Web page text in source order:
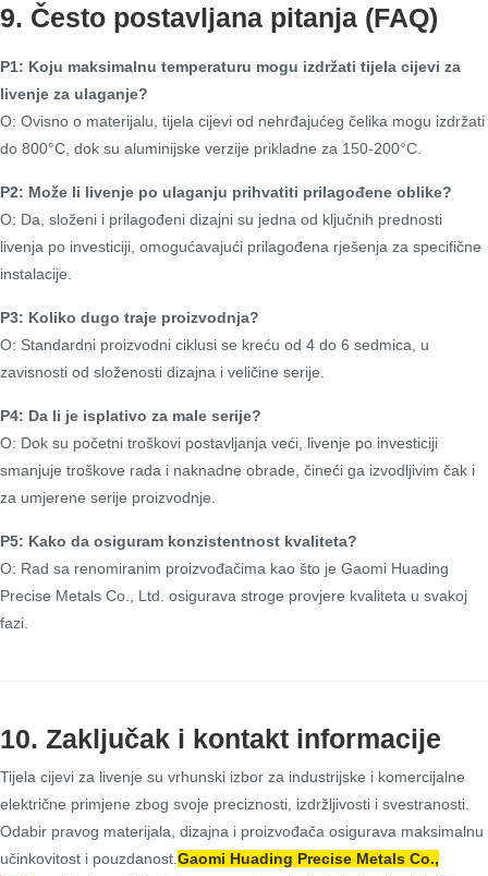
9. Često postavljana pitanja (FAQ)
P1: Koju maksimalnu temperaturu mogu izdržati tijela cijevi za
livenje za ulaganje?
O: Ovisno o materijalu, tijela cijevi od nehrđajućeg čelika mogu izdržati
do 800°C, dok su aluminijske verzije prikladne za 150-200°C.
P2: Može li livenje po ulaganju prihvatiti prilagođene oblike?
O: Da, složeni i prilagođeni dizajni su jedna od ključnih prednosti
livenja po investiciji, omogućavajući prilagođena rješenja za specifične
instalacije.
P3: Koliko dugo traje proizvodnja?
O: Standardni proizvodni ciklusi se kreću od 4 do 6 sedmica, u
zavisnosti od složenosti dizajna i veličine serije.
P4: Da li je isplativo za male serije?
O: Dok su početni troškovi postavljanja veći, livenje po investiciji
smanjuje troškove rada i naknadne obrade, čineći ga izvodljivim čak i
za umjerene serije proizvodnje.
P5: Kako da osiguram konzistentnost kvaliteta?
O: Rad sa renomiranim proizvođačima kao što je Gaomi Huading
Precise Metals Co., Ltd. osigurava stroge provjere kvaliteta u svakoj
fazi.
10. Zaključak i kontakt informacije
Tijela cijevi za livenje su vrhunski izbor za industrijske i komercijalne
električne primjene zbog svoje preciznosti, izdržljivosti i svestranosti.
Odabir pravog materijala, dizajna i proizvođača osigurava maksimalnu
učinkovitost i pouzdanost.Gaomi Huading Precise Metals Co.,